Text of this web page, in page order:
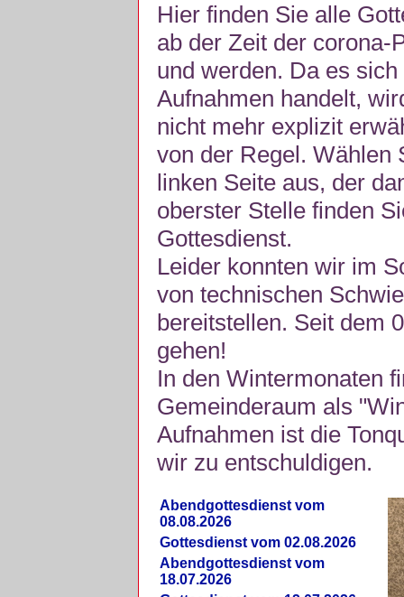
Hier finden Sie alle
ab der Zeit der corona-
und werden. Da es
Aufnahmen handelt,
nicht mehr explizit
von der Regel. Wählen
linken Seite aus, der
oberster Stelle finden
Gottesdienst.
Leider konnten wir im
von technischen
bereitstellen. Seit dem
gehen!
In den Wintermonaten
Gemeinderaum als
Aufnahmen ist die
wir zu entschuldigen.
Abendgottesdienst vom
08.08.2026
Gottesdienst vom 02.08.2026
Abendgottesdienst vom
18.07.2026